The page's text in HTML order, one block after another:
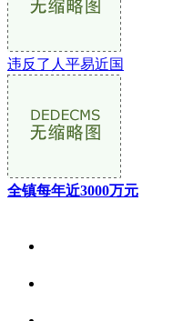
违反了人平易近国
全镇每年近3000万元